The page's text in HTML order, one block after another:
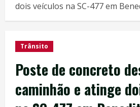
dois veículos na SC-477 em
Trânsito
Poste de concreto
caminhão e atinge